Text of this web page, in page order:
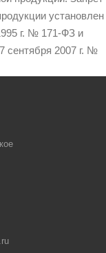
установлен
г. № 171-ФЗ и
сентября 2007 г. №